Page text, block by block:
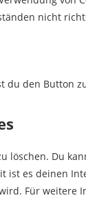
nicht
du den Button
löschen. Du
ist es deinen
Für weitere